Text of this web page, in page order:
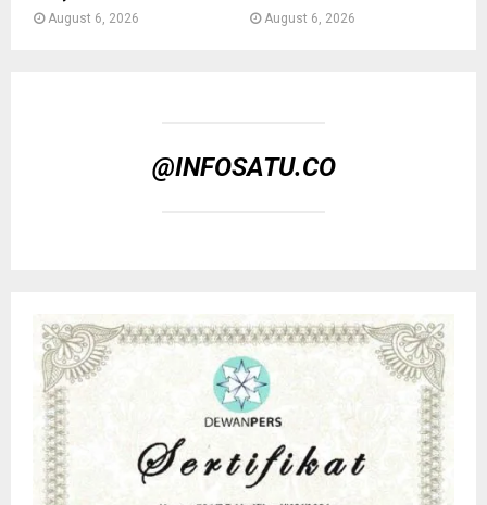
August 6, 2026 August 6, 2026
@INFOSATU.CO